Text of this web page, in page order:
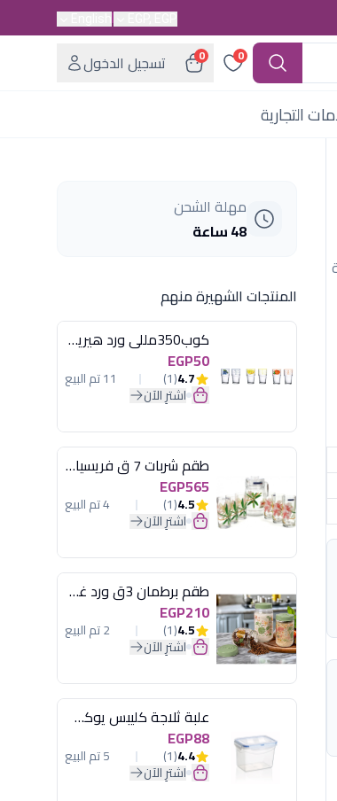
0
0 تسجيل الدخول
التجارية
مهلة الشحن
48 ساعة
المنتجات الشهيرة منهم
كوب350مللى ورد هيريفين
EGP50
4.7
(1) 11 تم البيع
اشترِ الآن
طقم شربات 7 ق فريسيا لومينارك
EGP565
4.5
(1) 4 تم البيع
اشترِ الآن
طقم برطمان 3ق ورد غطاء مينت جرين هيريفين
EGP210
4.5
(1) 2 تم البيع
اشترِ الآن
علبة ثلاجة كليبس يوكسان
EGP88
4.4
(1) 5 تم البيع
اشترِ الآن